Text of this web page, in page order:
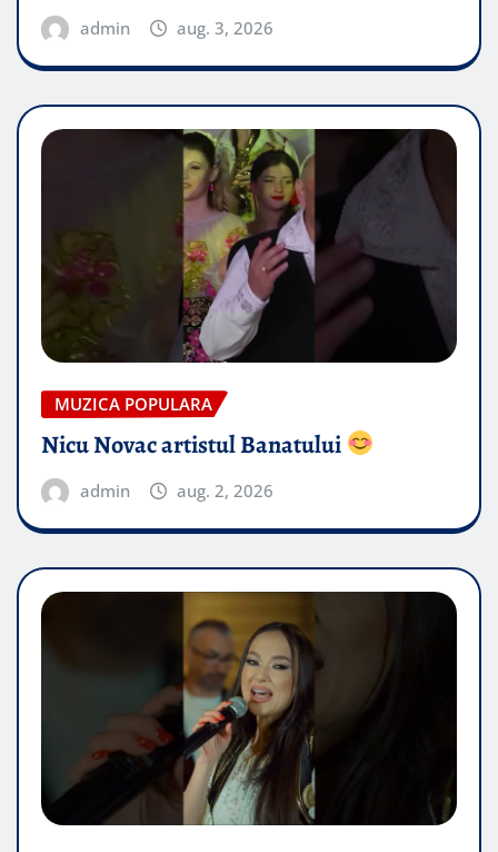
admin aug. 3, 2026
MUZICA POPULARA
Nicu Novac artistul Banatului
admin aug. 2, 2026